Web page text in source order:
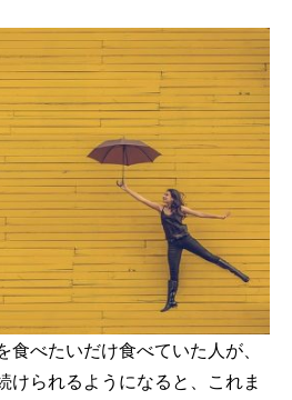
食べたいだけ食べていた人が、
けられるようになると、これま